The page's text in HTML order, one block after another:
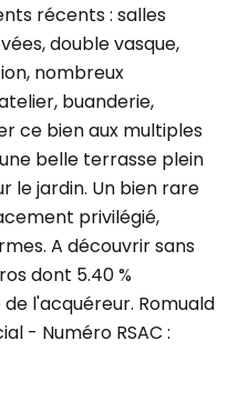
récents : salles
double vasque,
nombreux
buanderie,
ce bien aux multiples
belle terrasse plein
le jardin. Un bien rare
privilégié,
A découvrir sans
dont 5.40 %
l'acquéreur. Romuald
- Numéro RSAC :